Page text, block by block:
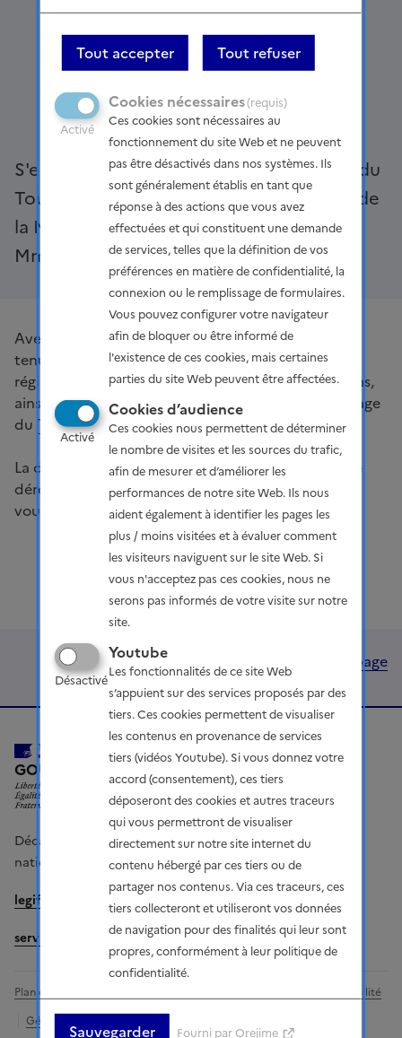
Tout accepter Tout refuser
Cookies nécessaires(requis)
Activé
Ces cookies sont nécessaires au
fonctionnement du site Web et ne peuvent
pas être désactivés dans nos systèmes. Ils
sont généralement établis en tant que
réponse à des actions que vous avez
effectuées et qui constituent une demande
de services, telles que la définition de vos
préférences en matière de confidentialité, la
connexion ou le remplissage de formulaires.
Vous pouvez configurer votre navigateur
afin de bloquer ou être informé de
l'existence de ces cookies, mais certaines
parties du site Web peuvent être affectées.
Cookies d’audience
Activé
Ces cookies nous permettent de déterminer
le nombre de visites et les sources du trafic,
afin de mesurer et d’améliorer les
performances de notre site Web. Ils nous
aident également à identifier les pages les
plus / moins visitées et à évaluer comment
les visiteurs naviguent sur le site Web. Si
vous n'acceptez pas ces cookies, nous ne
serons pas informés de votre visite sur notre
site.
Youtube
Désactivé
Les fonctionnalités de ce site Web
s’appuient sur des services proposés par des
tiers. Ces cookies permettent de visualiser
les contenus en provenance de services
tiers (vidéos Youtube). Si vous donnez votre
accord (consentement), ces tiers
déposeront des cookies et autres traceurs
qui vous permettront de visualiser
directement sur notre site internet du
contenu hébergé par ces tiers ou de
partager nos contenus. Via ces traceurs, ces
tiers collecteront et utiliseront vos données
de navigation pour des finalités qui leur sont
propres, conformément à leur politique de
confidentialité.
Sauvegarder Fourni par Orejime
S'est tenue hier à Paris la 11ème réunion du
Tour de France des régions en présence de
la Ministre de la transition énergétique
Mme Agnès Pannier-Runacher.
Avec la réunion Ile-de-France, se sont désormais
tenues 11 des 12 réunions du Tour de France des
régions. Les présentations faites lors de ces réunions,
ainsi que les synthèses, sont mises en ligne sur la page
du Tour de Francedès qu'elles sont disponibles.
La dernière réunion, celle de la région Grand Est, se
déroulera à Metz le 5 janvier. Vous pouvez encore
vous
Haut de page
GOUVERNEMENT LIBERTÉ, ÉGALITÉ, FRATERNITÉ
Décarboner la France : votre voix compte - concertation
nationale sur l'énergie et le climat
legifrance.gouv.fr
gouvernement.fr
service-public.fr
data.gouv.fr
Plan du site
Accessibilité
Gérer vos cookies